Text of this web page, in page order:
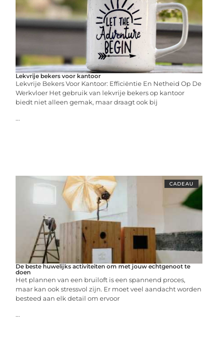
Lekvrije bekers voor kantoor
Lekvrije Bekers Voor Kantoor: Efficiëntie En Netheid Op De
Werkvloer Het gebruik van lekvrije bekers op kantoor
biedt niet alleen gemak, maar draagt ook bij
...
CADEAU
De beste huwelijks activiteiten om met jouw echtgenoot te
doen
Het plannen van een bruiloft is een spannend proces,
maar kan ook stressvol zijn. Er moet veel aandacht worden
besteed aan elk detail om ervoor
...